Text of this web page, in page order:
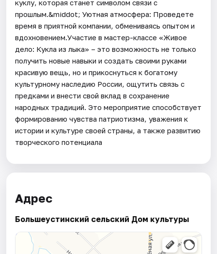
куклу, которая станет символом связи с
прошлым.&middot; Уютная атмосфера: Проведете
время в приятной компании, обмениваясь опытом и
вдохновением.Участие в мастер-классе «Живое
дело: Кукла из лыка» – это возможность не только
получить новые навыки и создать своими руками
красивую вещь, но и прикоснуться к богатому
культурному наследию России, ощутить связь с
предками и внести свой вклад в сохранение
народных традиций. Это мероприятие способствует
формированию чувства патриотизма, уважения к
истории и культуре своей страны, а также развитию
творческого потенциала
Адрес
Большеустинский сельский Дом культуры